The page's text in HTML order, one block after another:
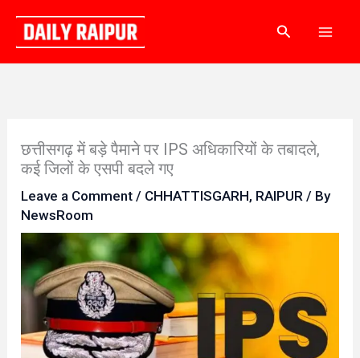
content
Search
छत्तीसगढ़ में बड़े पैमाने पर IPS अधिकारियों के तबादले,
कई जिलों के एसपी बदले गए
Leave a Comment / CHHATTISGARH, RAIPUR / By
NewsRoom